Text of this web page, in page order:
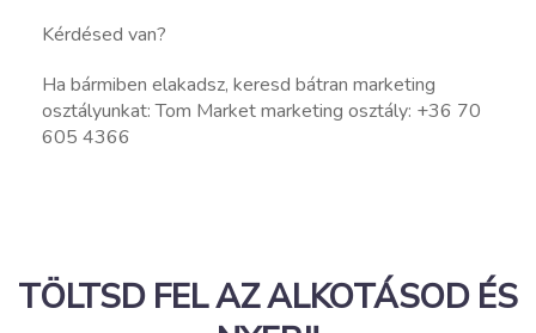
Kérdésed van?
Ha bármiben elakadsz, keresd bátran marketing
osztályunkat: Tom Market marketing osztály: +36 70
605 4366
TÖLTSD FEL AZ ALKOTÁSOD ÉS